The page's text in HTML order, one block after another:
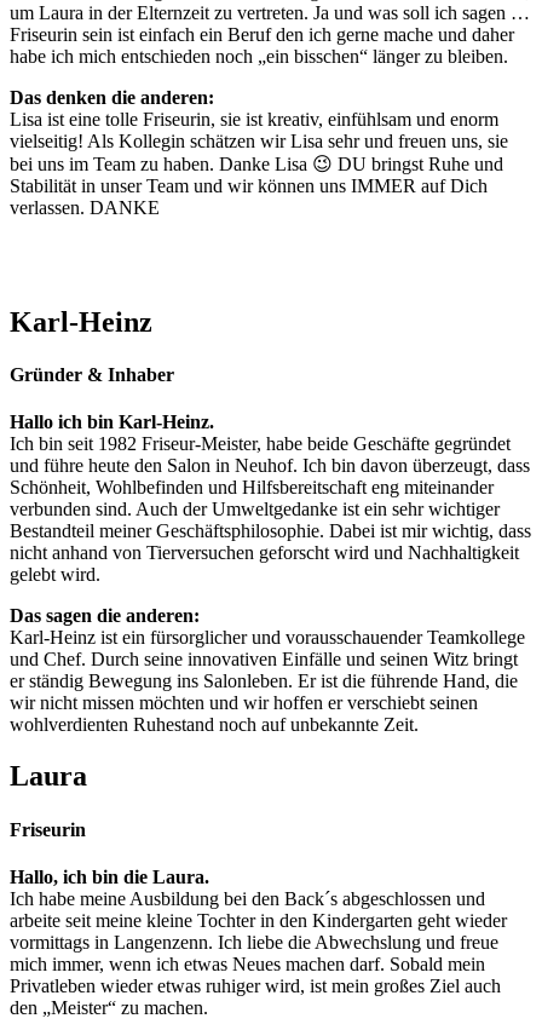
um Laura in der Elternzeit zu vertreten. Ja und was soll ich sagen …
Friseurin sein ist einfach ein Beruf den ich gerne mache und daher
habe ich mich entschieden noch „ein bisschen“ länger zu bleiben.
Das denken die anderen:
Lisa ist eine tolle Friseurin, sie ist kreativ, einfühlsam und enorm
vielseitig! Als Kollegin schätzen wir Lisa sehr und freuen uns, sie
bei uns im Team zu haben. Danke Lisa 😉 DU bringst Ruhe und
Stabilität in unser Team und wir können uns IMMER auf Dich
verlassen. DANKE
Karl-Heinz
Gründer & Inhaber
Hallo ich bin Karl-Heinz.
Ich bin seit 1982 Friseur-Meister, habe beide Geschäfte gegründet
und führe heute den Salon in Neuhof. Ich bin davon überzeugt, dass
Schönheit, Wohlbefinden und Hilfsbereitschaft eng miteinander
verbunden sind. Auch der Umweltgedanke ist ein sehr wichtiger
Bestandteil meiner Geschäftsphilosophie. Dabei ist mir wichtig, dass
nicht anhand von Tierversuchen geforscht wird und Nachhaltigkeit
gelebt wird.
Das sagen die anderen:
Karl-Heinz ist ein fürsorglicher und vorausschauender Teamkollege
und Chef. Durch seine innovativen Einfälle und seinen Witz bringt
er ständig Bewegung ins Salonleben. Er ist die führende Hand, die
wir nicht missen möchten und wir hoffen er verschiebt seinen
wohlverdienten Ruhestand noch auf unbekannte Zeit.
Laura
Friseurin
Hallo, ich bin die Laura.
Ich habe meine Ausbildung bei den Back´s abgeschlossen und
arbeite seit meine kleine Tochter in den Kindergarten geht wieder
vormittags in Langenzenn. Ich liebe die Abwechslung und freue
mich immer, wenn ich etwas Neues machen darf. Sobald mein
Privatleben wieder etwas ruhiger wird, ist mein großes Ziel auch
den „Meister“ zu machen.